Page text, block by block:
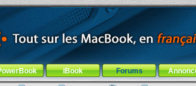
Aller au menu de la rubrique
iBook Forums